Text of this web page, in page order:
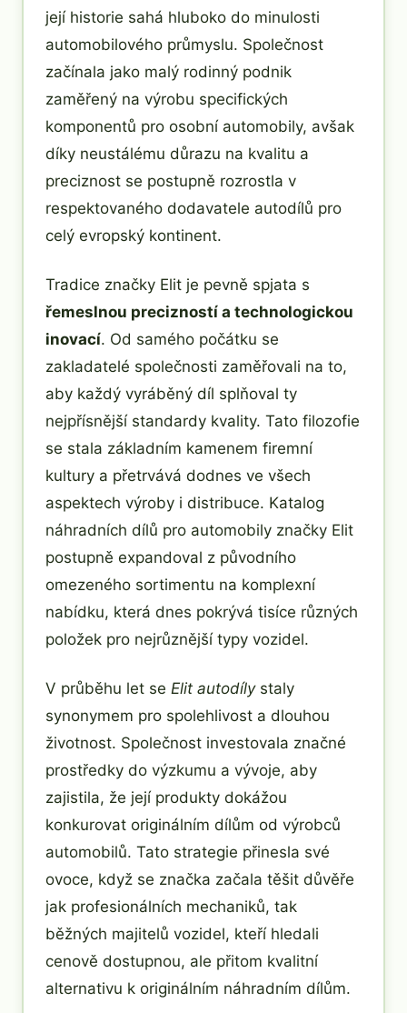
její historie sahá hluboko do minulosti
automobilového průmyslu. Společnost
začínala jako malý rodinný podnik
zaměřený na výrobu specifických
komponentů pro osobní automobily, avšak
díky neustálému důrazu na kvalitu a
preciznost se postupně rozrostla v
respektovaného dodavatele autodílů pro
celý evropský kontinent.
Tradice značky Elit je pevně spjata s
řemeslnou precizností a technologickou
inovací. Od samého počátku se
zakladatelé společnosti zaměřovali na to,
aby každý vyráběný díl splňoval ty
nejpřísnější standardy kvality. Tato filozofie
se stala základním kamenem firemní
kultury a přetrvává dodnes ve všech
aspektech výroby i distribuce. Katalog
náhradních dílů pro automobily značky Elit
postupně expandoval z původního
omezeného sortimentu na komplexní
nabídku, která dnes pokrývá tisíce různých
položek pro nejrůznější typy vozidel.
V průběhu let se Elit autodílystaly
synonymem pro spolehlivost a dlouhou
životnost. Společnost investovala značné
prostředky do výzkumu a vývoje, aby
zajistila, že její produkty dokážou
konkurovat originálním dílům od výrobců
automobilů. Tato strategie přinesla své
ovoce, když se značka začala těšit důvěře
jak profesionálních mechaniků, tak
běžných majitelů vozidel, kteří hledali
cenově dostupnou, ale přitom kvalitní
alternativu k originálním náhradním dílům.